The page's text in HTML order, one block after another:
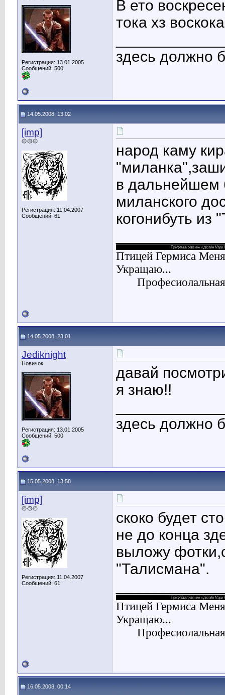
Регистрация: 13.01.2005
Сообщений: 500
В ето
тока хз
здесь должно
14.05.2008, 13:02
[imp]
۞۞۞
Регистрация: 11.04.2007
Сообщений: 61
народ каму
в дальнейшем
миланского
когонибуть
Птицей Гермиса
Укращаю...
14.05.2008, 23:01
Jediknight
Новичок
Регистрация: 13.01.2005
Сообщений: 500
давай
я знаю!!
здесь должно
15.05.2008, 13:58
[imp]
۞۞۞
Регистрация: 11.04.2007
Сообщений: 61
скоко будет
не до конца
выложу
"Талисмана".
Птицей Гермиса
Укращаю...
16.05.2008, 00:14